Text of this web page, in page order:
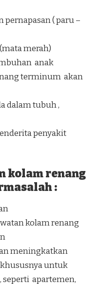
pernapasan ( paru –
merah)
anak
terminum akan
dalam tubuh ,
penyakit
kolam renang
:
kolam renang
meningkatkan
untuk
apartemen,